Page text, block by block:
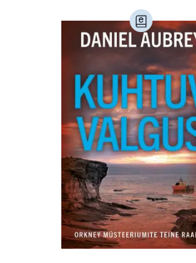
Kunst ja looming (86)
Maamajandus (24)
Siseturvalisus (34)
Ulme ja fantaasia (244)